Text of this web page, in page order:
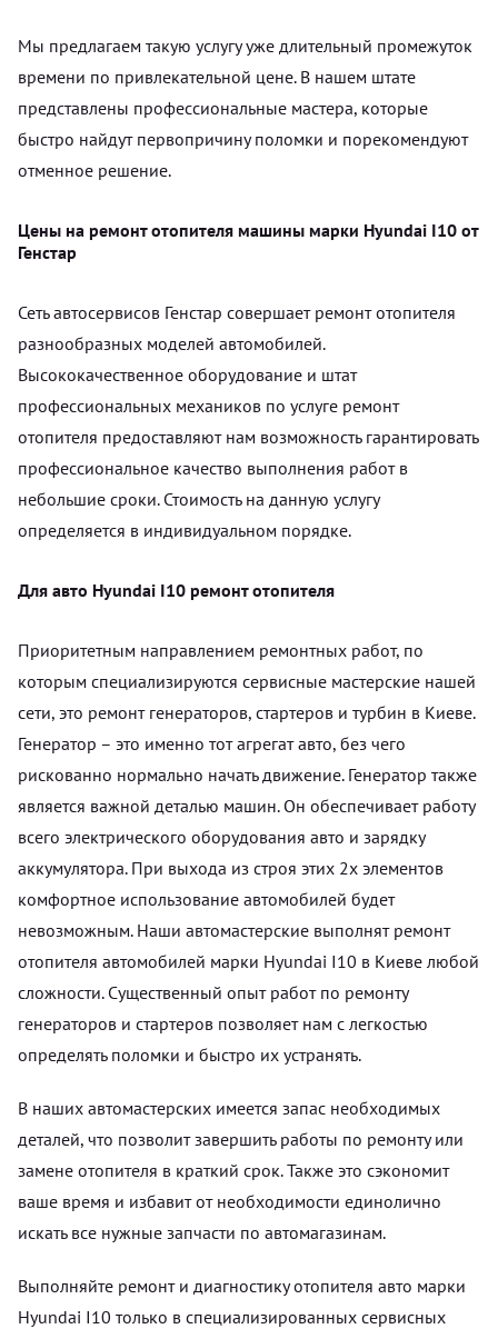
Мы предлагаем такую услугу уже длительный промежуток
времени по привлекательной цене. В нашем штате
представлены профессиональные мастера, которые
быстро найдут первопричину поломки и порекомендуют
отменное решение.
Цены на ремонт отопителя машины марки Hyundai I10 от
Генстар
Сеть автосервисов Генстар совершает ремонт отопителя
разнообразных моделей автомобилей.
Высококачественное оборудование и штат
профессиональных механиков по услуге ремонт
отопителя предоставляют нам возможность гарантировать
профессиональное качество выполнения работ в
небольшие сроки. Стоимость на данную услугу
определяется в индивидуальном порядке.
Для авто Hyundai I10 ремонт отопителя
Приоритетным направлением ремонтных работ, по
которым специализируются сервисные мастерские нашей
сети, это ремонт генераторов, стартеров и турбин в Киеве.
Генератор – это именно тот агрегат авто, без чего
рискованно нормально начать движение. Генератор также
является важной деталью машин. Он обеспечивает работу
всего электрического оборудования авто и зарядку
аккумулятора. При выхода из строя этих 2х элементов
комфортное использование автомобилей будет
невозможным. Наши автомастерские выполнят ремонт
отопителя автомобилей марки Hyundai I10 в Киеве любой
сложности. Существенный опыт работ по ремонту
генераторов и стартеров позволяет нам с легкостью
определять поломки и быстро их устранять.
В наших автомастерских имеется запас необходимых
деталей, что позволит завершить работы по ремонту или
замене отопителя в краткий срок. Также это сэкономит
ваше время и избавит от необходимости единолично
искать все нужные запчасти по автомагазинам.
Выполняйте ремонт и диагностику отопителя авто марки
Hyundai I10 только в специализированных сервисных